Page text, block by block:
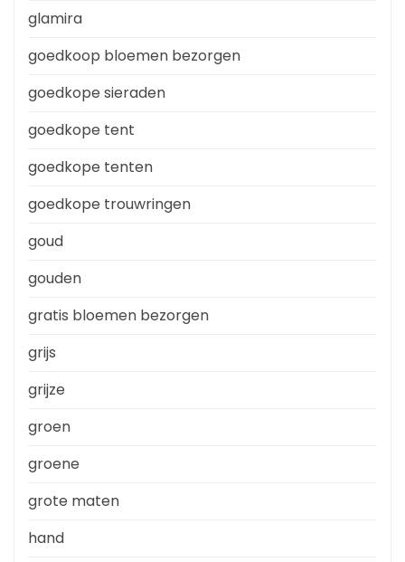
glamira
goedkoop bloemen bezorgen
goedkope sieraden
goedkope tent
goedkope tenten
goedkope trouwringen
goud
gouden
gratis bloemen bezorgen
grijs
grijze
groen
groene
grote maten
hand